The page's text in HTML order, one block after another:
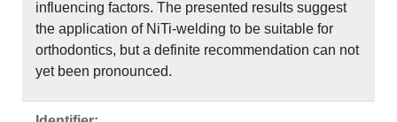
influencing factors. The presented results suggest
the application of NiTi-welding to be suitable for
orthodontics, but a definite recommendation can not
yet been pronounced.